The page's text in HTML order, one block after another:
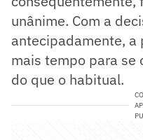
unânime. Com a
antecipadamente,
mais tempo para se
do que o habitual.